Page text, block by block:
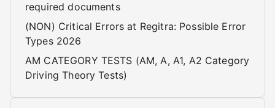
required documents
(NON) Critical Errors at Regitra: Possible Error
Types 2026
AM CATEGORY TESTS (AM, A, A1, A2 Category
Driving Theory Tests)